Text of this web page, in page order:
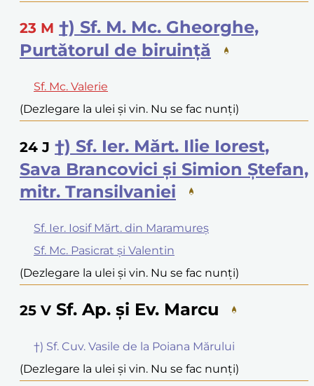
23 M †) Sf. M. Mc. Gheorghe,
Purtătorul de biruință
Sf. Mc. Valerie
(Dezlegare la ulei și vin. Nu se fac nunți)
24 J †) Sf. Ier. Mărt. Ilie Iorest,
Sava Brancovici și Simion Ștefan,
mitr. Transilvaniei
Sf. Ier. Iosif Mărt. din Maramureș
Sf. Mc. Pasicrat și Valentin
(Dezlegare la ulei și vin. Nu se fac nunți)
25 V Sf. Ap. și Ev. Marcu
†) Sf. Cuv. Vasile de la Poiana Mărului
(Dezlegare la ulei și vin. Nu se fac nunți)